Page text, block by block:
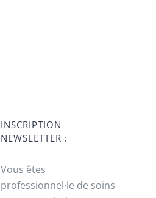
INSCRIPTION
NEWSLETTER :
Vous êtes
professionnel·le de soins